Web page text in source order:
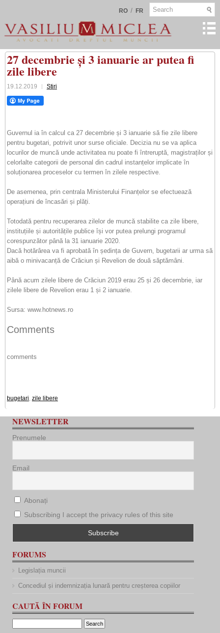
RO / FR
27 decembrie și 3 ianuarie ar putea fi
zile libere
19.12.2019 Stiri
Guvernul ia în calcul ca 27 decembrie și 3 ianuarie să fie zile libere
pentru bugetari, potrivit unor surse oficiale. Decizia nu se va aplica
locurilor de muncă unde activitatea nu poate fi întreruptă, magistraților și
celorlalte categorii de personal din cadrul instanțelor implicate în
soluționarea proceselor cu termen în zilele respective.
De asemenea, prin centrala Ministerului Finanțelor se efectuează
operațiuni de încasări și plăți.
Totodată pentru recuperarea zilelor de muncă stabilite ca zile libere,
instituțiile și autoritățile publice își vor putea prelungi programul
corespunzător până la 31 ianuarie 2020.
Dacă hotărârea va fi aprobată în ședința de Guvern, bugetarii ar urma să
aibă o minivacanță de Crăciun și Revelion de două săptămâni.
Până acum zilele libere de Crăciun 2019 erau 25 și 26 decembrie, iar
zilele libere de Revelion erau 1 și 2 ianuarie.
Sursa: www.hotnews.ro
Comments
comments
bugetari, zile libere
NEWSLETTER
Prenumele
Email
Abonați
Subscribing I accept the privacy rules of this site
FORUMS
Legislația muncii
Concediul și indemnizația lunară pentru creșterea copiilor
CAUTĂ ÎN FORUM